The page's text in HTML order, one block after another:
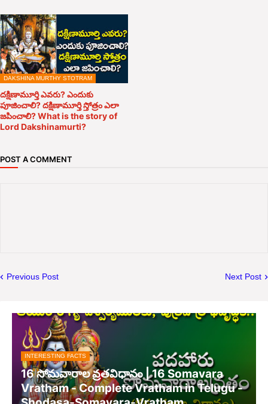
DAKSHINA MURTHY STOTRAM
దక్షిణామూర్తి ఎవరు? ఎందుకు
పూజించాలి? దక్షిణామూర్తి స్తోత్రం ఎలా
జపించాలి? What is the story of
Lord Dakshinamurti?
POST A COMMENT
Previous Post Next Post
INTERESTING FACTS
16 సోమవారాల వ్రతవిధానం | 16 Somavara
Vratham - Complete Vratham in Telugu -